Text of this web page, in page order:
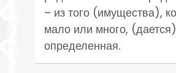
– из того (имущества),
мало или много,
определенная.